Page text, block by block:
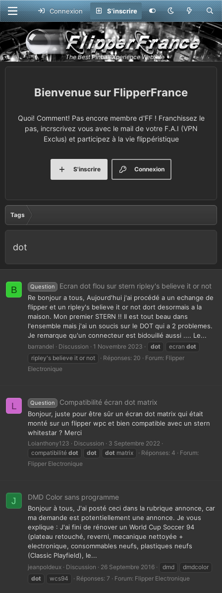
Connexion S'inscrire
FlipperFrance
Quoi! Comment! Pas encore membre d'FF ! Franchissez le
pas, incrscrivez vous avec le mail de votre F.A.I (VPN
Exclus) et participez à la vie flippéristique
Connexion
S'inscrire
Tags
dot
B Question Ecran dot flou sur stern ripley's believe it or not
Re bonjour a tous, Aujourd'hui j'ai procédé a un echange de
flipper et un ripley's believe it or not dort desormais a la
maison. Mon premier STERN !! Il est tout beau dans
l'ensemble mais j'ai un soucis sur le DOT qui a 2 problemes.
Je remarque qu'un connecteur est bidouillé aussi .... Le...
barrandel Discussion 1 Novembre 2023 dot ecran dot
ripley's believe it or not
Réponses: 20 Forum: Flipper
Electronique
L Question Compatibilité écran dot matrix
Bonjour, juste pour être sûr un écran dot matrix qui était
monté sur un flipper wpc et bien compatible avec un stern
whitestar ? Merci
Loianthony123 Discussion
3 Septembre 2022
compatibilité dot dot dot matrix Réponses: 4
Forum:
Flipper Electronique
J DMD Color sans programme
Bonjour à tous, J'ai posté ceci dans la rubrique annonce, car
ma demande est potentiellement une annonce. Je vous
explique : J'ai fini de rénover un World Cup Soccer 94
(plateau retouché, reverni, mecanique nettoyée +
electronique, consommables neufs, plastiques neufs
(Classic Playfield), le...
jeanpoldeux Discussion 26 Septembre 2016 dmd
dmdcolor
dot
wcs94 Réponses: 7 Forum: Flipper Electronique